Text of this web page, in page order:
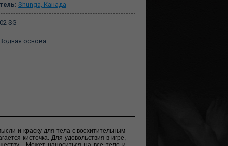
Shunga, Канада
SG
основа
и краску для тела с восхитительным
кисточка. Для удовольствия в игре,